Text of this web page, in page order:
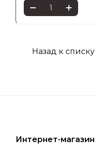
Назад к списку
Интернет-магазин